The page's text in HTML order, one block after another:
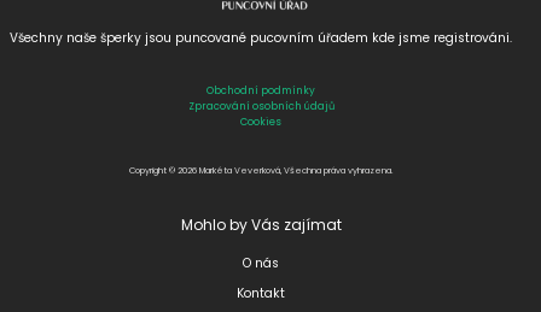
Všechny naše šperky jsou puncované pucovním úřadem kde jsme registrováni.
Obchodní podmínky
Zpracování osobních údajů
Cookies
Copyright © 2026 Markéta Veverková, Všechna práva vyhrazena.
Mohlo by Vás zajímat
O nás
Kontakt